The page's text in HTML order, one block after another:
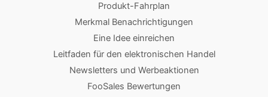
Produkt-Fahrplan
Merkmal Benachrichtigungen
Eine Idee einreichen
Leitfaden für den elektronischen Handel
Newsletters und Werbeaktionen
FooSales Bewertungen